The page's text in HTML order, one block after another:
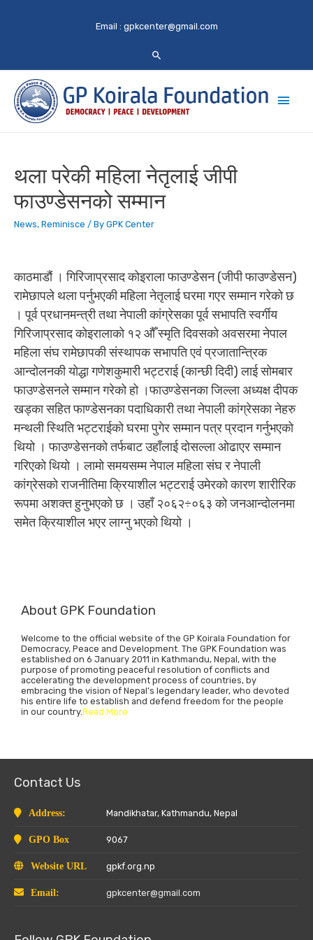
Email : gpkcenter@gmail.com
Main
थला परेकी महिला नेतृलाई जीपी
फाउण्डेसनको सम्मान
News, Reminisce / By GPK Center
काठमाडौं । गिरिजाप्रसाद कोइराला फाउण्डेसन (जीपी फाउण्डेसन)
रामेछापले थला पर्नुभएकी महिला नेतृलाई घरमा गएर सम्मान गरेको छ
। पूर्व प्रधानमन्त्री तथा नेपाली कांग्रेसका पूर्व सभापति स्वर्गीय
गिरिजाप्रसाद कोइरालाको १२ औँ स्मृति दिवसको अवसरमा नेपाल
महिला संघ रामेछापकी संस्थापक सभापति एवं प्रजातान्त्रिक
आन्दोलनकी योद्धा गणेशकुमारी भट्टराई (कान्छी दिदी) लाई सोमबार
फाउण्डेसनले सम्मान गरेको हो ।फाउण्डेसनका जिल्ला अध्यक्ष दीपक
खड्का सहित फाण्डेसनका पदाधिकारी तथा नेपाली कांग्रेसका नेहरु
मन्थली स्थिति भट्टराईको घरमा पुगेर सम्मान पत्र प्रदान गर्नुभएको
थियो । फाउण्डेसनको तर्फबाट उहाँलाई दोसल्ला ओढाएर सम्मान
गरिएको थियो । लामो समयसम्म नेपाल महिला संघ र नेपाली
कांग्रेसको राजनीतिमा क्रियाशील भट्टराई उमेरको कारण शारीरिक
रूपमा अशक्त हुनुभएको छ । उहाँ २०६२÷०६३ को जनआन्दोलनमा
समेत क्रियाशील भएर लाग्नु भएको थियो ।
About GPK Foundation
Welcome to the official website of the GP Koirala Foundation for
Democracy, Peace and Development. The GPK Foundation was
established on 6 January 2011 in Kathmandu, Nepal, with the
purpose of promoting peaceful resolution of conflicts and
accelerating the development process of countries, by
embracing the vision of Nepal’s legendary leader, who devoted
his entire life to establish and defend freedom for the people
in our country.Read More
Contact Us
Address: Mandikhatar, Kathmandu, Nepal
GPO Box 9067
Website URL gpkf.org.np
Email: gpkcenter@gmail.com